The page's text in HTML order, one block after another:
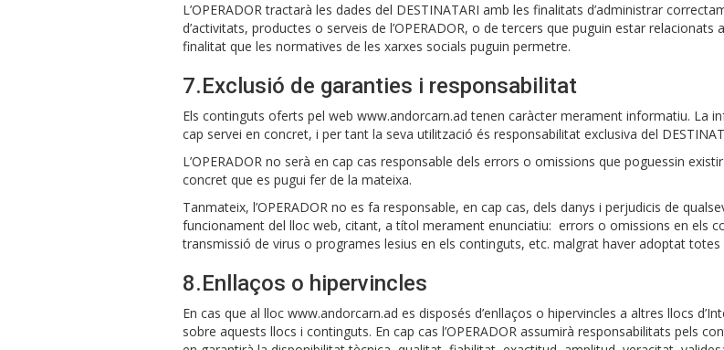
L’OPERADOR tractarà les dades del DESTINATARI amb les finalitats d’administrar
d’activitats, productes o serveis de l’OPERADOR, o de tercers que puguin estar
finalitat que les normatives de les xarxes socials puguin permetre.
7.Exclusió de garanties i responsabilitat
Els continguts oferts pel web www.andorcarn.ad tenen caràcter merament informatiu. La
cap servei en concret, i per tant la seva utilització és responsabilitat exclusiva del
L’OPERADOR no serà en cap cas responsable dels errors o omissions que poguessin
concret que es pugui fer de la mateixa.
Tanmateix, l’OPERADOR no es fa responsable, en cap cas, dels danys i perjudicis de
funcionament del lloc web, citant, a títol merament enunciatiu: errors o omissions en els
transmissió de virus o programes lesius en els continguts, etc. malgrat haver adoptat
8.Enllaços o hipervincles
En cas que al lloc www.andorcarn.ad es disposés d’enllaços o hipervincles a altres llocs
sobre aquests llocs i continguts. En cap cas l’OPERADOR assumirà responsabilitats pels